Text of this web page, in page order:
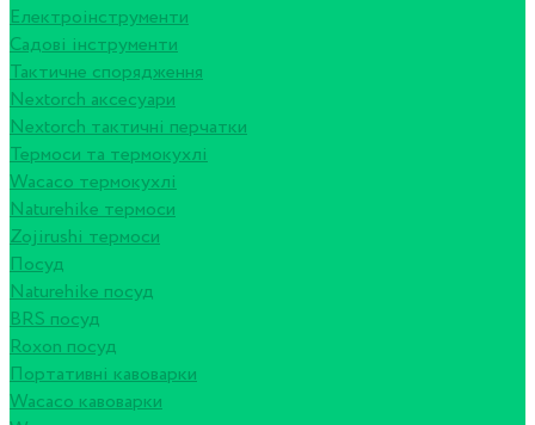
Електроінструменти
Садові інструменти
Тактичне спорядження
Nextorch аксесуари
Nextorch тактичні перчатки
Термоси та термокухлі
Wacaco термокухлі
Naturehike термоси
Zojirushi термоси
Посуд
Naturehike посуд
BRS посуд
Roxon посуд
Портативні кавоварки
Wacaco кавоварки